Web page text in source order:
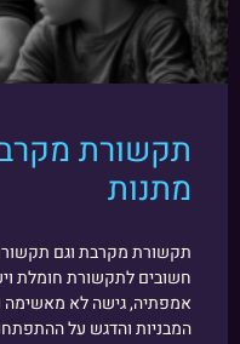
מתנות
תקשורת מקרבת וגם
חשובים לתקשורת חומלת
אמפתיה, גישה לא מאשימה
המבניות והדגש על